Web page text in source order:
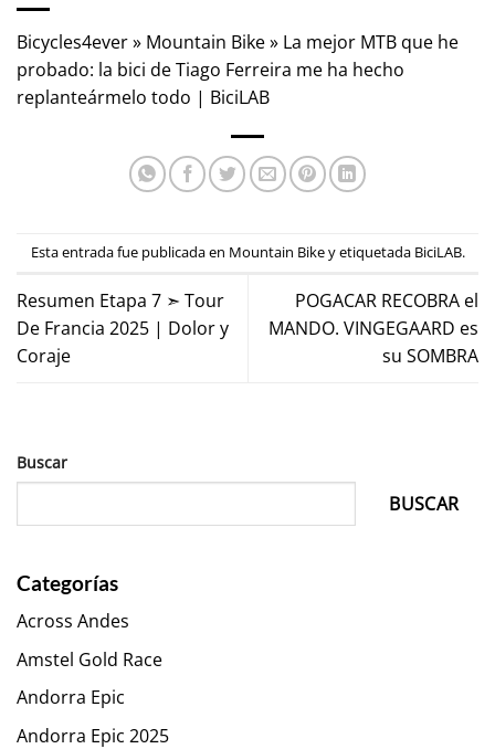
Bicycles4ever» Mountain Bike» La mejor MTB que he
probado: la bici de Tiago Ferreira me ha hecho
replanteármelo todo | BiciLAB
Esta entrada fue publicada en Mountain Bikey etiquetada BiciLAB.
Resumen Etapa 7 ➣ Tour
De Francia 2025 | Dolor y
Coraje
POGACAR RECOBRA el
MANDO. VINGEGAARD es
su SOMBRA
Buscar
BUSCAR
Categorías
Across Andes
Amstel Gold Race
Andorra Epic
Andorra Epic 2025